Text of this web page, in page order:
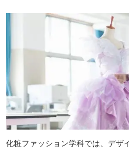
化粧ファッション学科では、デザ